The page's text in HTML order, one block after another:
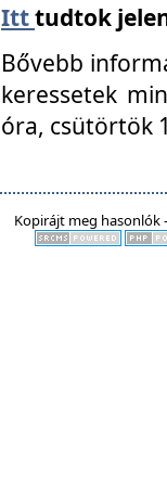
Itttudtok
Bővebb
keressetek
óra, csütörtök
Kopirájt meg hasonlók